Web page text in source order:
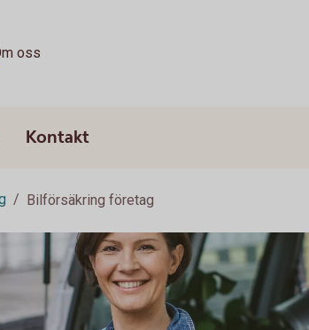
oss
Kontakt
Bilförsäkring företag